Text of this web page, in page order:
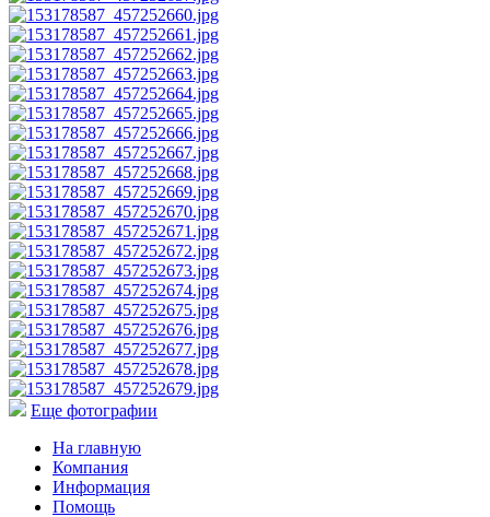
Еще фотографии
На главную
Компания
Информация
Помощь